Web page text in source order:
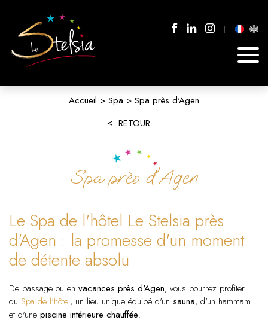
Accueil Spa Spa près d'Agen
RETOUR
Spa près d'Agen
Le Spa de l'hôtel Le Stelsia près
d'Agen : la promesse d'un moment
de détente absolu
De passage ou en vacances près d'Agen, vous pourrez profiter
du Spa de l'hôtel, un lieu unique équipé d'un sauna, d'un hammam
et d'une piscine intérieure chauffée.